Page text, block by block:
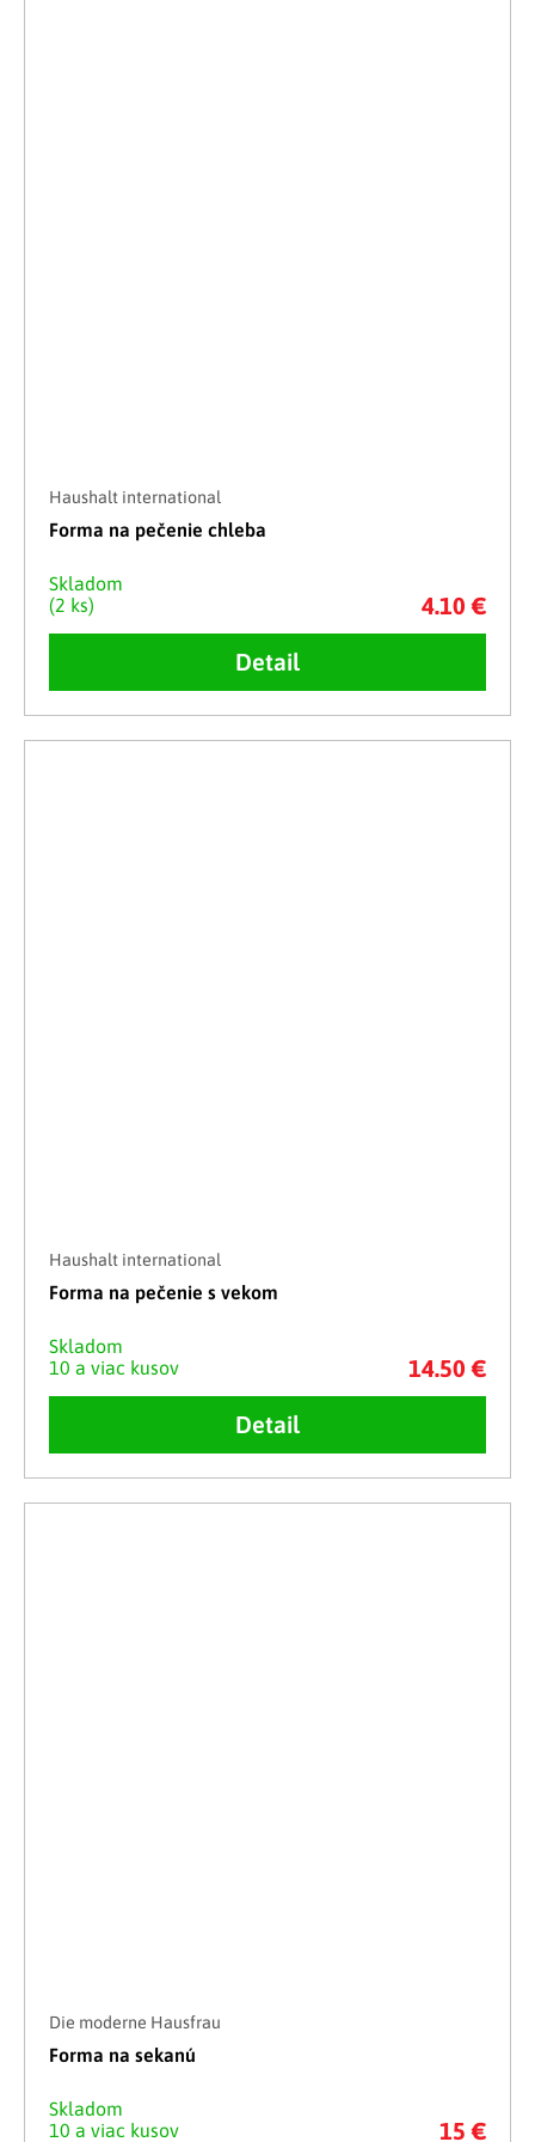
Haushalt international
Forma na pečenie chleba
Skladom
(2 ks)
4.10 €
Detail
Haushalt international
Forma na pečenie s vekom
Skladom
10 a viac kusov
14.50 €
Detail
Die moderne Hausfrau
Forma na sekanú
Skladom
10 a viac kusov
15 €